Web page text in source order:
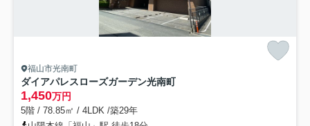
福山市光南町
ダイアパレスローズガーデン光南町
1,450万円
5階 / 78.85㎡ / 4LDK /築29年